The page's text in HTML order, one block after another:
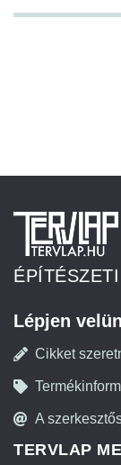
Lépjen
Cikket
A
TERVLAP